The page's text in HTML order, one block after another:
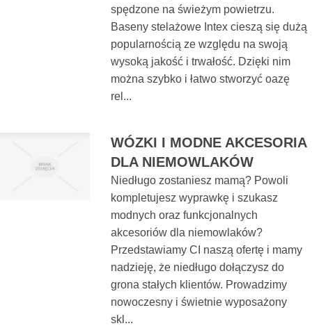
spędzone na świeżym powietrzu.
Baseny stelażowe Intex cieszą się dużą
popularnością ze względu na swoją
wysoką jakość i trwałość. Dzięki nim
można szybko i łatwo stworzyć oazę
rel...
WÓZKI I MODNE AKCESORIA
DLA NIEMOWLAKÓW
Niedługo zostaniesz mamą? Powoli
kompletujesz wyprawkę i szukasz
modnych oraz funkcjonalnych
akcesoriów dla niemowlaków?
Przedstawiamy CI naszą ofertę i mamy
nadzieję, że niedługo dołączysz do
grona stałych klientów. Prowadzimy
nowoczesny i świetnie wyposażony
skl...